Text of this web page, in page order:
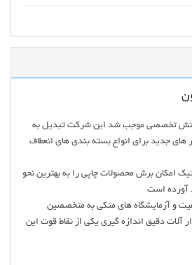
دانش تخصصی موجب شد این شرکت تبدیل به
های جدید برای انواع بسته بندی های انعطاف
امکان برش محصولات چاپی را به بهترین نحو
آورده است
و آزمایشگاه های متکی به متخصصین
آلات دقیق اندازه گیری یکی از نقاط قوت این